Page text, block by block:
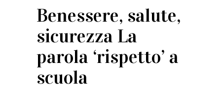
Benessere, salute,
sicurezza La
parola ‘rispetto’ a
scuola